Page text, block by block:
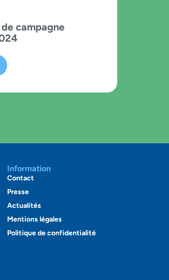
campagne
Information
Contact
Presse
Actualités
Mentions légales
Politique de confidentialité